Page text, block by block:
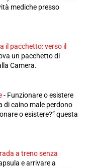
mediche presso
il pacchetto: verso il
un pacchetto di
Camera.
- Funzionare o esistere
di caino male perdono
o esistere?” questa
a treno senza
e arrivare a